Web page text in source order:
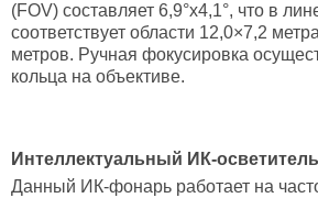
(FOV) составляет 6,9°х4,1°, что в
соответствует области 12,0×7,2
метров. Ручная фокусировка
кольца на объективе.
Интеллектуальный ИК-
Данный ИК-фонарь работает на